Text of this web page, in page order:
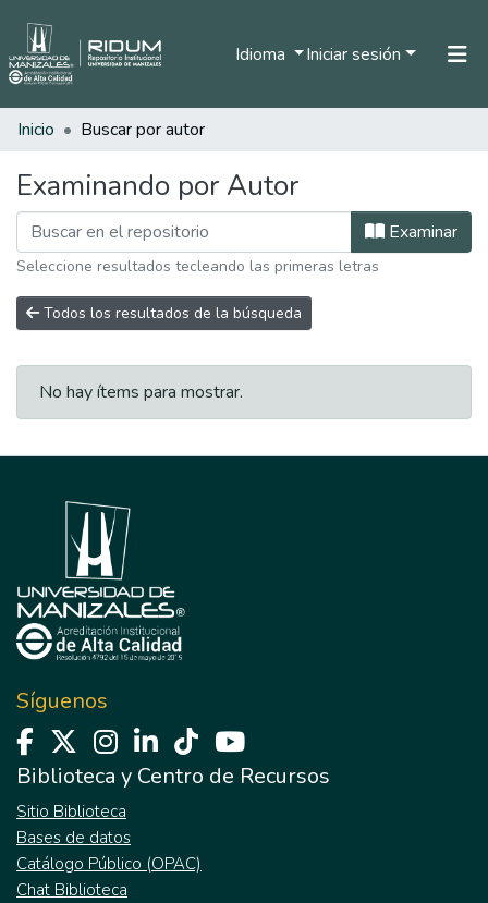
Idioma Iniciar sesión
Filtrar
Inicio Buscar por autor
Examinando por Autor
Examinar
Seleccione resultados tecleando las primeras letras
Todos los resultados de la búsqueda
No hay ítems para mostrar.
Síguenos
Biblioteca y Centro de Recursos
Sitio Biblioteca
Bases de datos
Catálogo Público (OPAC)
Chat Biblioteca